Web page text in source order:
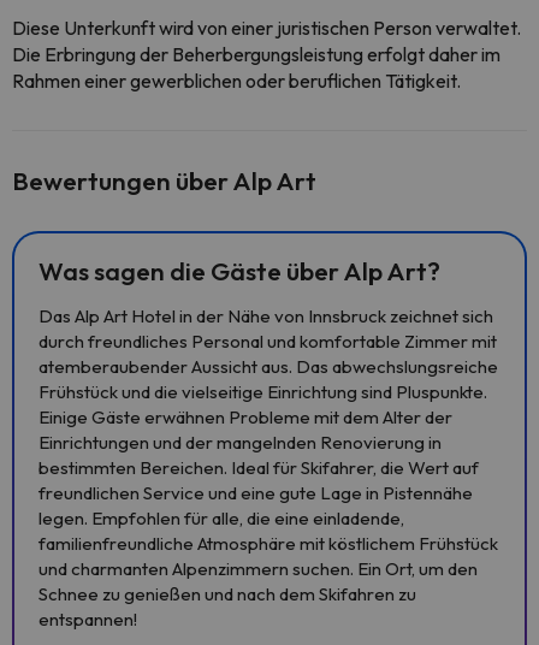
Diese Unterkunft wird von einer juristischen Person verwaltet.
Die Erbringung der Beherbergungsleistung erfolgt daher im
Rahmen einer gewerblichen oder beruflichen Tätigkeit.
Bewertungen über Alp Art
Was sagen die Gäste über Alp Art?
Das Alp Art Hotel in der Nähe von Innsbruck zeichnet sich
durch freundliches Personal und komfortable Zimmer mit
atemberaubender Aussicht aus. Das abwechslungsreiche
Frühstück und die vielseitige Einrichtung sind Pluspunkte.
Einige Gäste erwähnen Probleme mit dem Alter der
Einrichtungen und der mangelnden Renovierung in
bestimmten Bereichen. Ideal für Skifahrer, die Wert auf
freundlichen Service und eine gute Lage in Pistennähe
legen. Empfohlen für alle, die eine einladende,
familienfreundliche Atmosphäre mit köstlichem Frühstück
und charmanten Alpenzimmern suchen. Ein Ort, um den
Schnee zu genießen und nach dem Skifahren zu
entspannen!